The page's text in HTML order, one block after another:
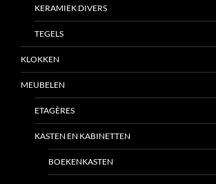
KERAMIEK DIVERS
TEGELS
KLOKKEN
MEUBELEN
ETAGÈRES
KASTEN EN KABINETTEN
BOEKENKASTEN